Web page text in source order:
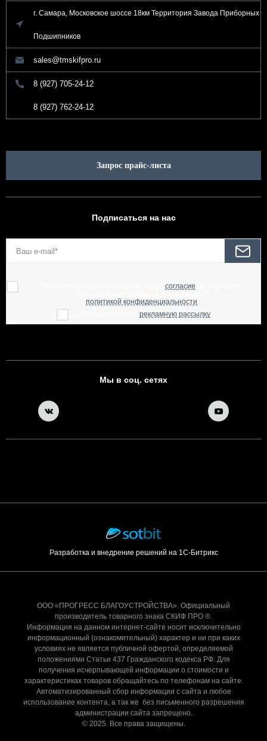
г. Самара, Московское шоссе 18км Территория Завода Приборных
Подшипников
sales@tmskifpro.ru
8 (927) 705-24-12
8 (927) 762-24-12
Запрос прайс-листа
Подписаться на нас
согласие
политикой конфиденциальности
рекламную рассылку
Мы в соц. сетях
Разработка и внедрение решений на 1С-Битрикс
ООО «ПРОГРЕСС БЛАГОУСТРОЙСТВА». Официальный
производитель товарного знака СКИФ ПРО ®.
Информация на данном интернет-сайте носит исключительно
информационный (ознакомительный) характер и ни при каких
условиях не является публичной офертой, определяемой
положениями Статьи 437 Гражданского кодекса РФ. Для
получения исчерпывающей информации о стоимости и
характеристиках товаров обращайтесь по телефонам на сайте.
Автоматизированный сбор информации с сайта и любое
использование контента, а так же без письменного разрешения
администрации сайта запрещено.
© 2025. Все права защищены.